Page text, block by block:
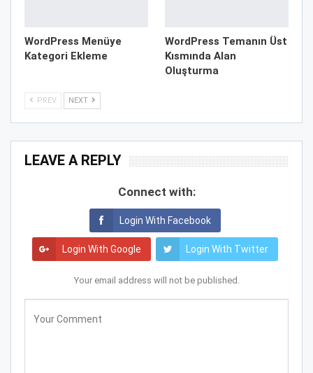
WordPress Menüye
Kategori Ekleme
WordPress Temanın Üst
Kısmında Alan
Oluşturma
PREV NEXT
LEAVE A REPLY
Connect with:
Login With Facebook
Login With Google Login With Twitter
Your email address will not be published.